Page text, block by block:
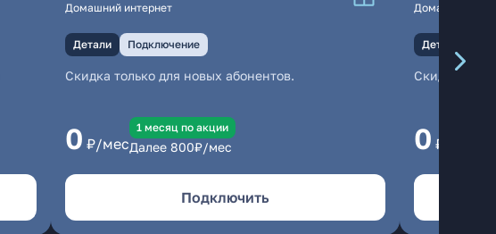
Домашний интернет
Детали Подключение
Скидка только для новых абонентов.
0 ₽/мес
1 месяц по акции
Далее 800₽/мес
Подключить
Домашний
Детали
Скидка
0 ₽/мес